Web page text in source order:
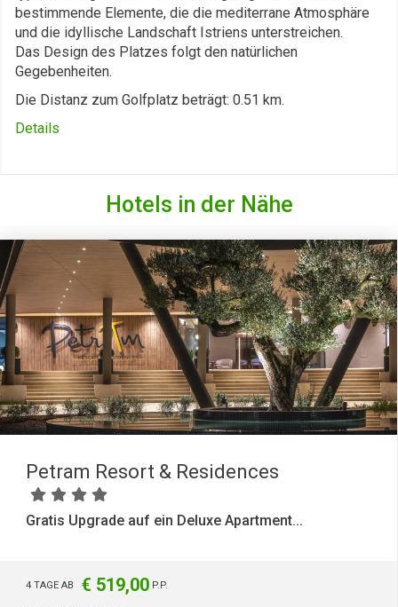
bestimmende Elemente, die die mediterrane Atmosphäre
und die idyllische Landschaft Istriens unterstreichen.
Das Design des Platzes folgt den natürlichen
Gegebenheiten.
Die Distanz zum Golfplatz beträgt: 0.51 km.
Details
Hotels in der Nähe
Petram Resort & Residences
Gratis Upgrade auf ein Deluxe Apartment...
4 TAGE AB € 519,00 P.P.